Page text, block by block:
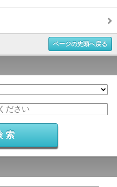
ページの先頭へ戻る